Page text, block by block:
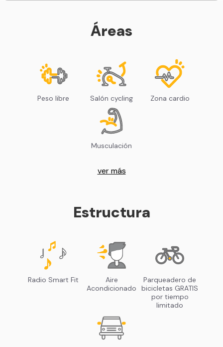
Áreas
Peso libre Salón cycling Zona cardio
Musculación
ver más
Estructura
Radio Smart Fit
Aire
Acondicionado
Parqueadero de
bicicletas GRATIS
por tiempo
limitado